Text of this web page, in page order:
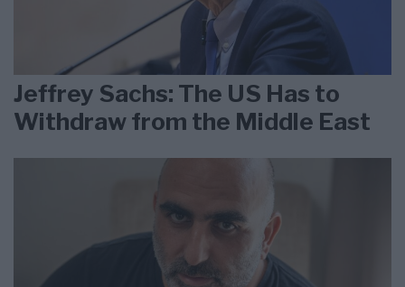
Jeffrey Sachs: The US Has to
Withdraw from the Middle East